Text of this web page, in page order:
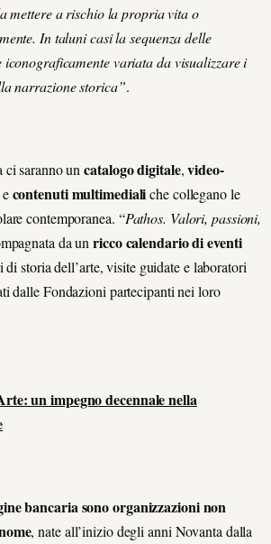
mettere a rischio la propria vita o
In taluni casi la sequenza delle
variata da visualizzare i
narrazione storica”.
ci saranno uncatalogo digitale,video-
contenuti multimedialiche collegano le
contemporanea. “Pathos. Valori, passioni,
da unricco calendario di eventi
di storia dell’arte, visite guidate e laboratori
dalle Fondazioni partecipanti nei loro
un impegno decennale nella
bancaria sono organizzazioni non
, nate all’inizio degli anni Novanta dalla